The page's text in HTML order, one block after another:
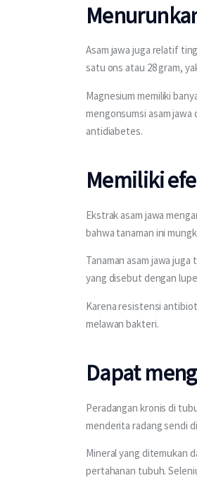
Asam jawa juga relatif
satu ons atau 28 gram,
Magnesium memiliki
mengonsumsi asam
antidiabetes.
Memiliki
Ekstrak asam jawa
bahwa tanaman ini
Tanaman asam jawa
yang disebut dengan
Karena resistensi
melawan bakteri.
Dapat
Peradangan kronis di
menderita radang sendi
Mineral yang ditemukan
pertahanan tubuh.